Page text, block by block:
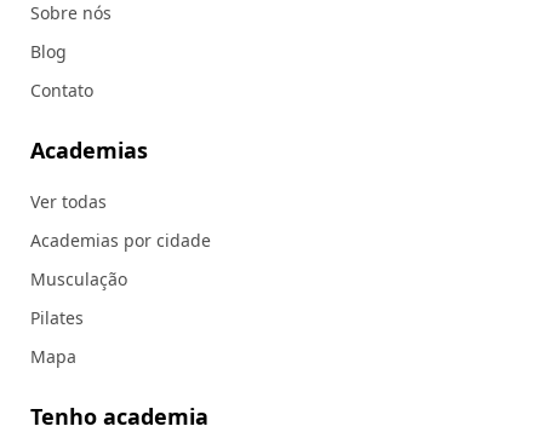
Sobre nós
Blog
Contato
Academias
Ver todas
Academias por cidade
Musculação
Pilates
Mapa
Tenho academia